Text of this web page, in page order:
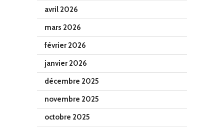
avril 2026
mars 2026
février 2026
janvier 2026
décembre 2025
novembre 2025
octobre 2025